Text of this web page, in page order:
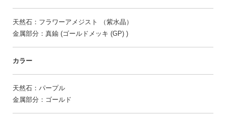
天然石：フラワーアメジスト （紫水晶）
金属部分：真鍮 (ゴールドメッキ (GP) )
カラー
天然石：パープル
金属部分：ゴールド